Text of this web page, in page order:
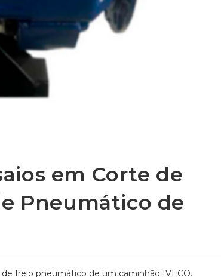
em Corte de
Pneumático de
freio pneumático de um caminhão IVECO.